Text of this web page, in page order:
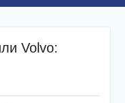
Volvo: